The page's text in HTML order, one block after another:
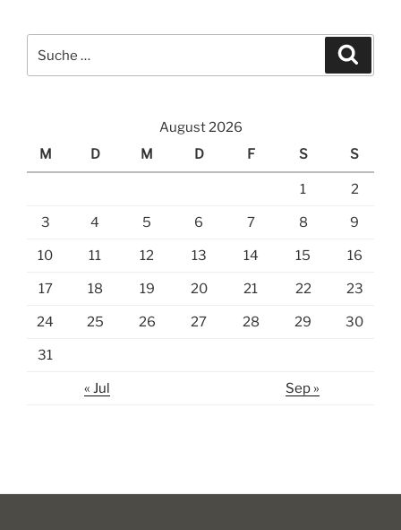
nach:
August 2026
M
D M D F S S
1 2
3 4 5 6 7 8 9
10 11 12 13 14 15 16
17 18 19 20 21 22 23
24 25 26 27 28 29 30
31
« Jul Sep »